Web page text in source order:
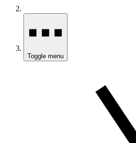
Toggle menu